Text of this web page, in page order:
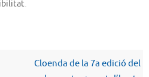
.
Cloenda de la 7a edició del